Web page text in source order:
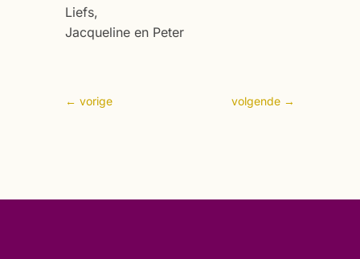
Liefs,
Jacqueline en Peter
← vorige volgende →